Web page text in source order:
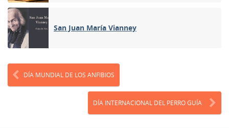
San Juan María Vianney
DÍA MUNDIAL DE LOS ANFIBIOS
DÍA INTERNACIONAL DEL PERRO GUÍA